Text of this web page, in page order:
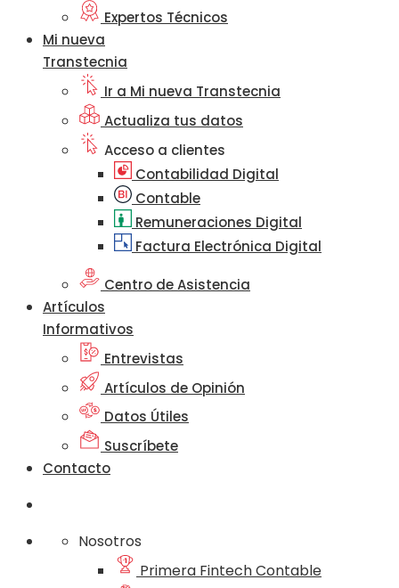
Expertos Técnicos
Mi nueva
Transtecnia
Ir a Mi nueva Transtecnia
Actualiza tus datos
Acceso a clientes
Contabilidad Digital
Contable
Remuneraciones Digital
Factura Electrónica Digital
Centro de Asistencia
Artículos
Informativos
Entrevistas
Artículos de Opinión
Datos Útiles
Suscríbete
Contacto
Nosotros
Primera Fintech Contable